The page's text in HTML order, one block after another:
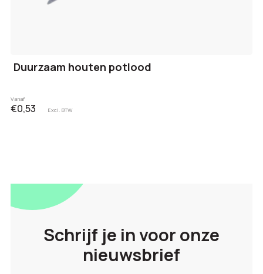
Duurzaam houten potlood
Vanaf
€0,53 Excl. BTW
Schrijf je in voor onze
nieuwsbrief